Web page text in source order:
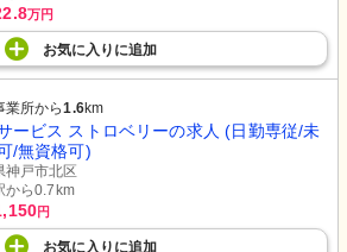
万円
お気に入り に追加
業所から1.6km
ービス ストロベリーの求人 (日勤専従/未
/無資格可)
神戸市北区
から0.7km
円
お気に入り に追加